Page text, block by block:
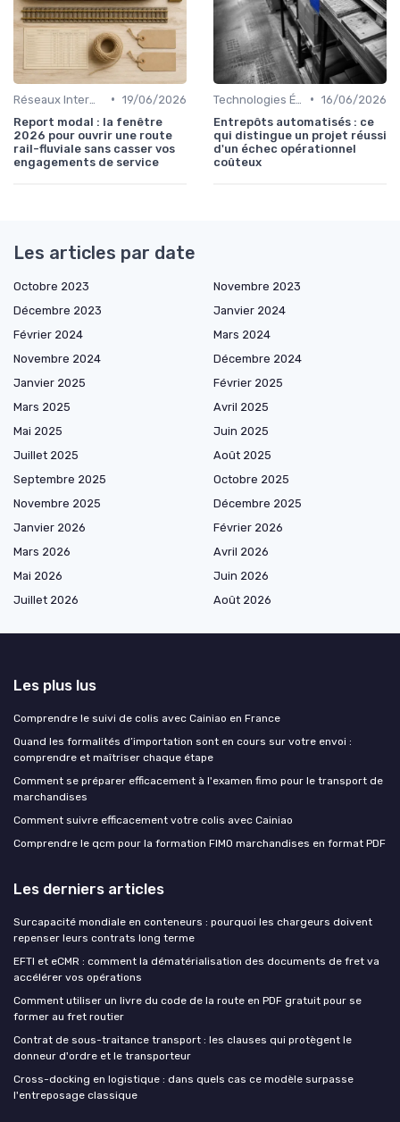
• 19/06/2026
Report modal : la fenêtre
2026 pour ouvrir une route
rail-fluviale sans casser vos
engagements de service
• 16/06/2026
Entrepôts automatisés : ce
qui distingue un projet réussi
d'un échec opérationnel
coûteux
Les articles par date
Octobre 2023
Novembre 2023
Décembre 2023
Janvier 2024
Février 2024
Mars 2024
Novembre 2024
Décembre 2024
Janvier 2025
Février 2025
Mars 2025
Avril 2025
Mai 2025
Juin 2025
Juillet 2025
Août 2025
Septembre 2025
Octobre 2025
Novembre 2025
Décembre 2025
Janvier 2026
Février 2026
Mars 2026
Avril 2026
Mai 2026
Juin 2026
Juillet 2026
Août 2026
Les plus lus
Comprendre le suivi de colis avec Cainiao en France
Quand les formalités d’importation sont en cours sur votre envoi :
comprendre et maîtriser chaque étape
Comment se préparer efficacement à l'examen fimo pour le transport de
marchandises
Comment suivre efficacement votre colis avec Cainiao
Comprendre le qcm pour la formation FIMO marchandises en format PDF
Les derniers articles
Surcapacité mondiale en conteneurs : pourquoi les chargeurs doivent
repenser leurs contrats long terme
EFTI et eCMR : comment la dématérialisation des documents de fret va
accélérer vos opérations
Comment utiliser un livre du code de la route en PDF gratuit pour se
former au fret routier
Contrat de sous-traitance transport : les clauses qui protègent le
donneur d'ordre et le transporteur
Cross-docking en logistique : dans quels cas ce modèle surpasse
l'entreposage classique